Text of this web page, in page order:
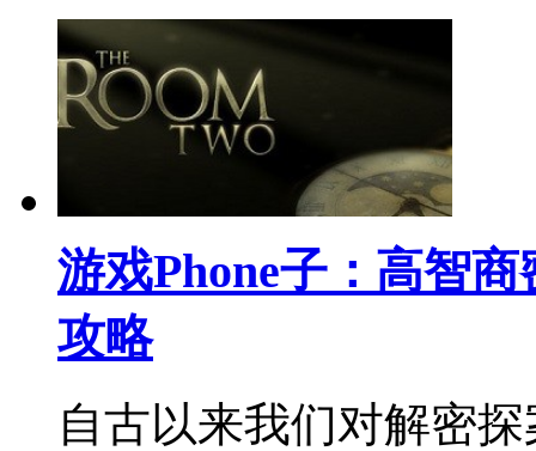
游戏Phone子：高智
攻略
自古以来我们对解密